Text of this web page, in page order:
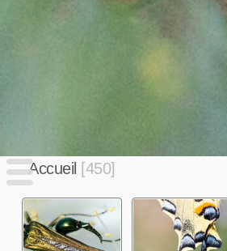
Accueil 450